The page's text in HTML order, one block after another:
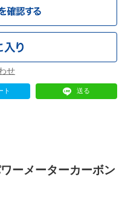
ト 送る
ーメーターカーボン